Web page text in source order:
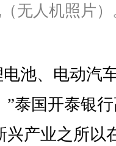
无人机照片
池、电动汽
泰国开泰银
兴产业之所以